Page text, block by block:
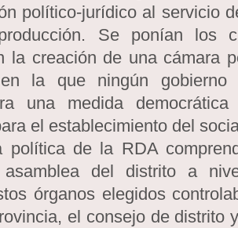
político-jurídico al servicio
Se ponían los
la creación de una cámara
la que ningún gobierno
una medida
el establecimiento del
política de la RDA
asamblea del distrito a
órganos elegidos
el consejo de distrito